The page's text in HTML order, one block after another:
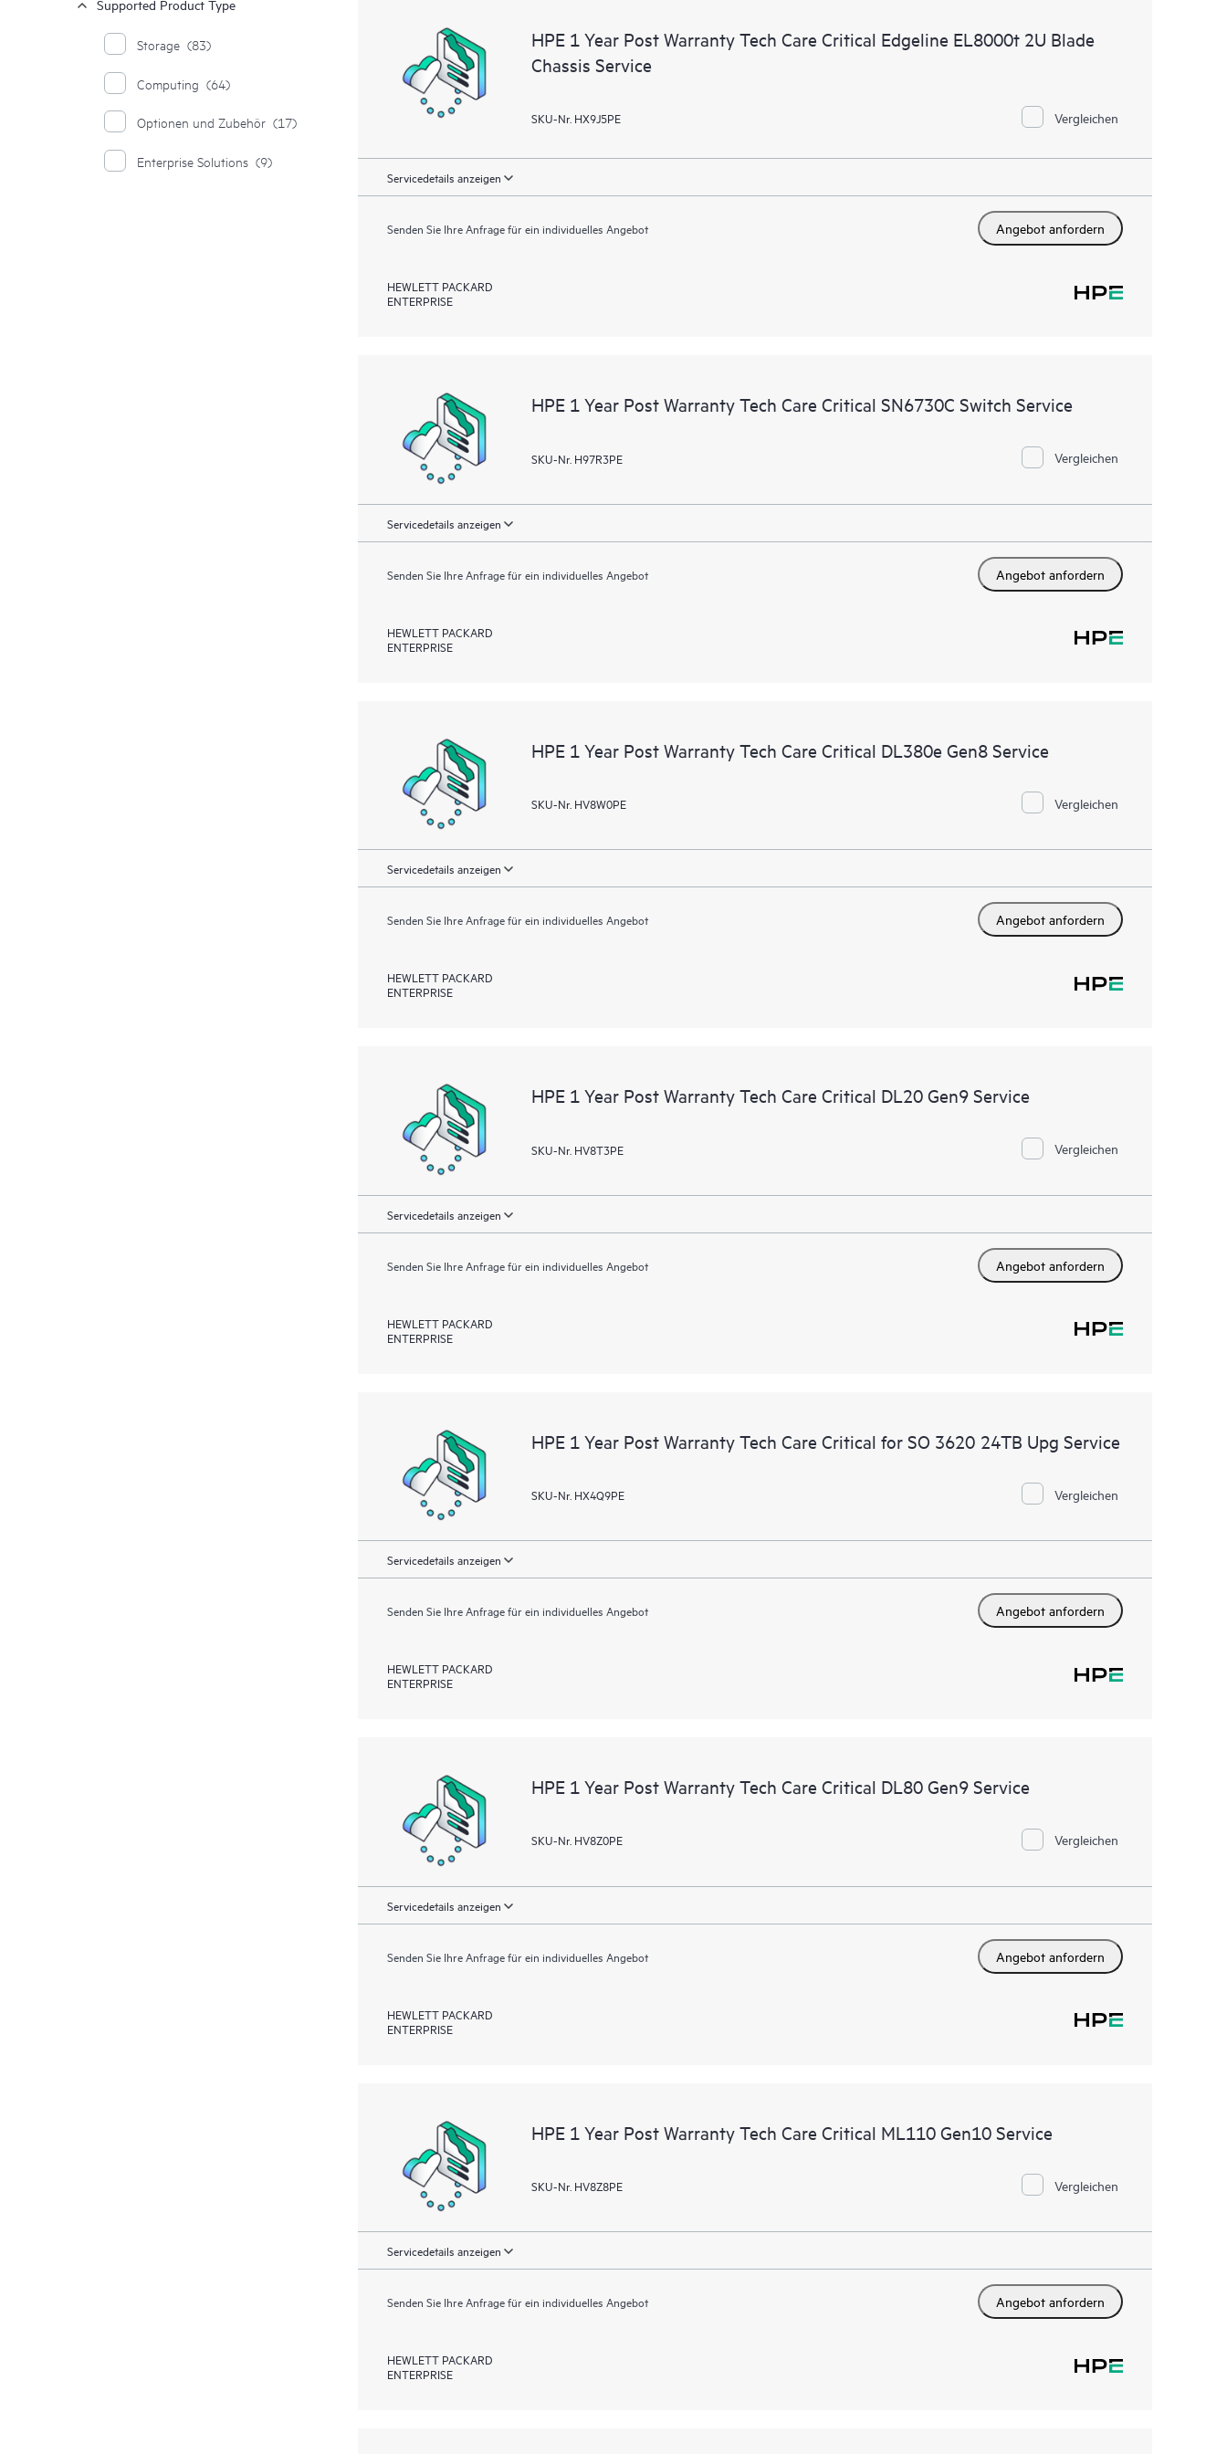
liefert, die durch den HPE Tech Care Service abgedeckt sind. Den Kunden bietet sich
eine einfachere Verwaltung ihrer Assets. Sie sehen auf einen Blick, welche Produkte in
können Kunden ohne Supportanfragen stellen zu müssen bestimmte Aktionen selbst
ausführen und ein Portal mit sorgfältig zusammengestellten Wissensressourcen nutzen.
Supported Product Type
Storage (83)
Computing (64)
Optionen und Zubehör (17)
Enterprise Solutions (9)
HPE 1 Year Post Warranty Tech Care Critical Edgeline EL8000t 2U Blade
Chassis Service
SKU-Nr. HX9J5PE Vergleichen
Servicedetails anzeigen
Senden Sie Ihre Anfrage für ein individuelles Angebot Angebot anfordern
HEWLETT PACKARD
ENTERPRISE
HPE 1 Year Post Warranty Tech Care Critical SN6730C Switch Service
SKU-Nr. H97R3PE Vergleichen
Servicedetails anzeigen
Senden Sie Ihre Anfrage für ein individuelles Angebot Angebot anfordern
HEWLETT PACKARD
ENTERPRISE
HPE 1 Year Post Warranty Tech Care Critical DL380e Gen8 Service
SKU-Nr. HV8W0PE Vergleichen
Servicedetails anzeigen
Senden Sie Ihre Anfrage für ein individuelles Angebot Angebot anfordern
HEWLETT PACKARD
ENTERPRISE
HPE 1 Year Post Warranty Tech Care Critical DL20 Gen9 Service
SKU-Nr. HV8T3PE Vergleichen
Servicedetails anzeigen
Senden Sie Ihre Anfrage für ein individuelles Angebot Angebot anfordern
HEWLETT PACKARD
ENTERPRISE
HPE 1 Year Post Warranty Tech Care Critical for SO 3620 24TB Upg Service
SKU-Nr. HX4Q9PE Vergleichen
Servicedetails anzeigen
Senden Sie Ihre Anfrage für ein individuelles Angebot Angebot anfordern
HEWLETT PACKARD
ENTERPRISE
HPE 1 Year Post Warranty Tech Care Critical DL80 Gen9 Service
SKU-Nr. HV8Z0PE Vergleichen
Servicedetails anzeigen
Senden Sie Ihre Anfrage für ein individuelles Angebot Angebot anfordern
HEWLETT PACKARD
ENTERPRISE
HPE 1 Year Post Warranty Tech Care Critical ML110 Gen10 Service
SKU-Nr. HV8Z8PE Vergleichen
Servicedetails anzeigen
Senden Sie Ihre Anfrage für ein individuelles Angebot Angebot anfordern
HEWLETT PACKARD
ENTERPRISE